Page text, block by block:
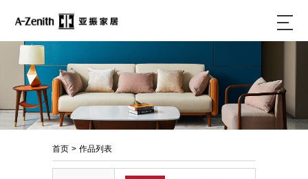
首页 > 作品列表